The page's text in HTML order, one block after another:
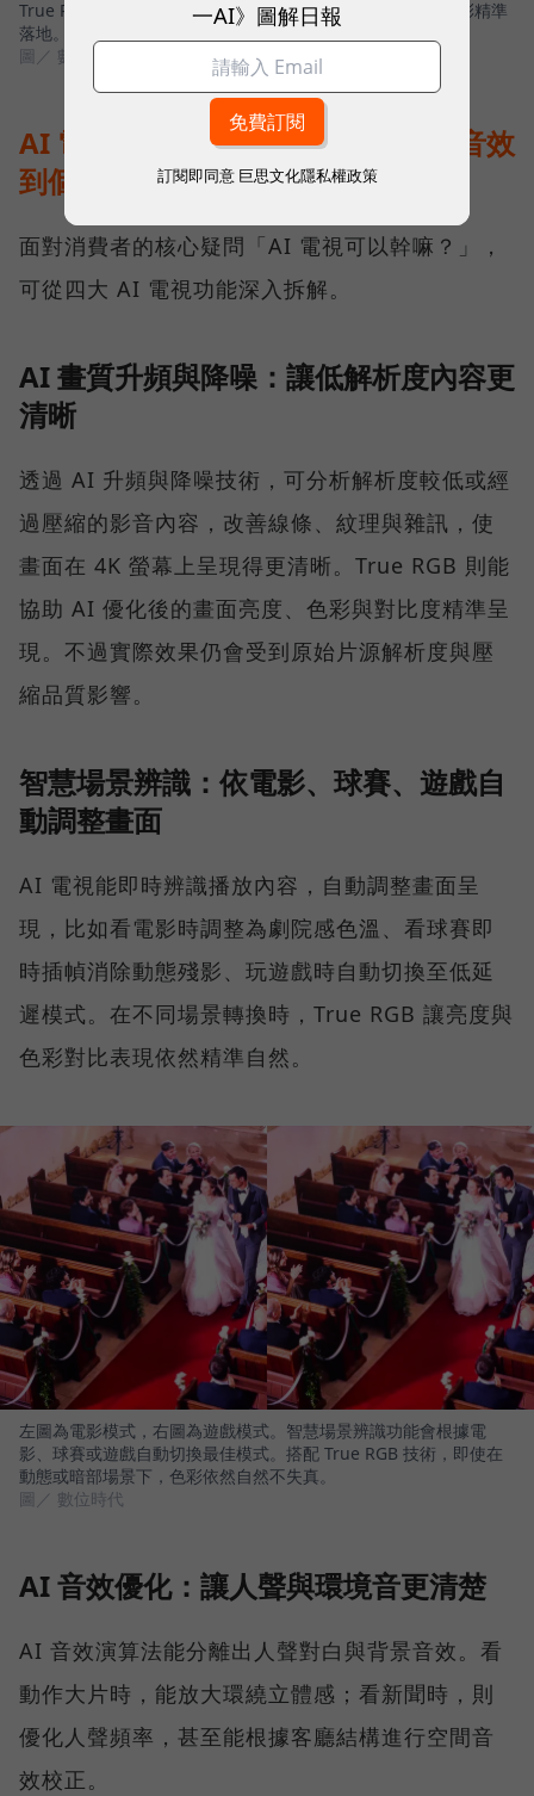
True RGB 三色獨立背光，能將 AI 算出的極致對比與飽和色彩精準
落地。
圖／ 數位時代
AI 電視可以幹嘛？從畫質、場景、音效
到個人化推薦的四大核心進化
面對消費者的核心疑問「AI 電視可以幹嘛？」，
可從四大 AI 電視功能深入拆解。
AI 畫質升頻與降噪：讓低解析度內容更
清晰
透過 AI 升頻與降噪技術，可分析解析度較低或經
過壓縮的影音內容，改善線條、紋理與雜訊，使
畫面在 4K 螢幕上呈現得更清晰。True RGB 則能
協助 AI 優化後的畫面亮度、色彩與對比度精準呈
現。不過實際效果仍會受到原始片源解析度與壓
縮品質影響。
智慧場景辨識：依電影、球賽、遊戲自
動調整畫面
AI 電視能即時辨識播放內容，自動調整畫面呈
現，比如看電影時調整為劇院感色溫、看球賽即
時插幀消除動態殘影、玩遊戲時自動切換至低延
遲模式。在不同場景轉換時，True RGB 讓亮度與
色彩對比表現依然精準自然。
左圖為電影模式，右圖為遊戲模式。智慧場景辨識功能會根據電
影、球賽或遊戲自動切換最佳模式。搭配 True RGB 技術，即使在
動態或暗部場景下，色彩依然自然不失真。
圖／ 數位時代
AI 音效優化：讓人聲與環境音更清楚
AI 音效演算法能分離出人聲對白與背景音效。看
動作大片時，能放大環繞立體感；看新聞時，則
優化人聲頻率，甚至能根據客廳結構進行空間音
效校正。
一AI》圖解日報
訂閱即同意 巨思文化隱私權政策